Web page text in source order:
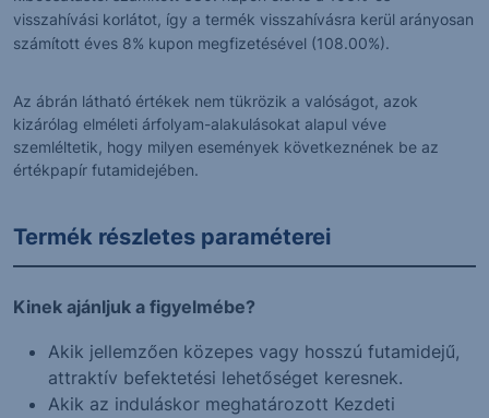
visszahívási korlátot, így a termék visszahívásra kerül arányosan
számított éves 8% kupon megfizetésével (108.00%).
Az ábrán látható értékek nem tükrözik a valóságot, azok
kizárólag elméleti árfolyam-alakulásokat alapul véve
szemléltetik, hogy milyen események következnének be az
értékpapír futamidejében.
Termék részletes paraméterei
Kinek ajánljuk a figyelmébe?
Akik jellemzően közepes vagy hosszú futamidejű,
attraktív befektetési lehetőséget keresnek.
Akik az induláskor meghatározott Kezdeti